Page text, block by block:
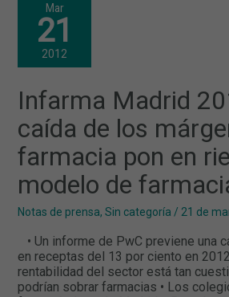
Mar
21
2012
Infarma Madrid
caída de los
farmacia pon en
modelo de
Notas de prensa,Sin categoría / 21 de
• Un informe de PwC previene una
en receptas del 13 por ciento en
rentabilidad del sector está tan
podrían sobrar farmacias • Los
MADRID
2012.
LA
CAÍDA
DE
LOS
DE
LA
FARMACIA
PON
RIESGO
EL
MODELO
DE